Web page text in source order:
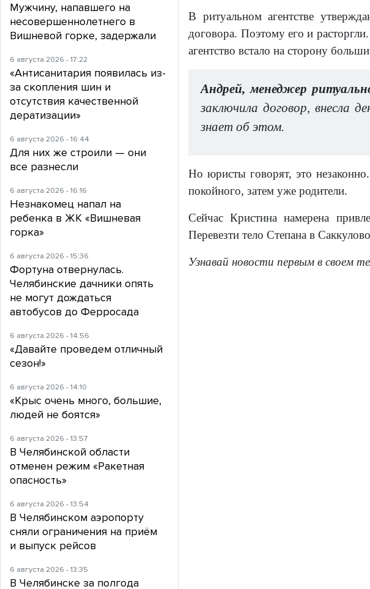
В ритуальном агентстве
договора. Поэтому его и
агентство встало на сторону
Андрей, менеджер
заключила договор, внесла
знает об этом.
Но юристы говорят, это
покойного, затем уже родители.
Сейчас Кристина намерена
Перевезти тело Степана в
Узнавай новости первым в своем
Мужчину, напавшего на
несовершеннолетнего в
Вишневой горке, задержали
6 августа 2026 - 17:22
«Антисанитария появилась из-
за скопления шин и
отсутствия качественной
дератизации»
6 августа 2026 - 16:44
Для них же строили — они
все разнесли
6 августа 2026 - 16:16
Незнакомец напал на
ребенка в ЖК «Вишневая
горка»
6 августа 2026 - 15:36
Фортуна отвернулась.
Челябинские дачники опять
не могут дождаться
автобусов до Ферросада
6 августа 2026 - 14:56
«Давайте проведем отличный
сезон!»
6 августа 2026 - 14:10
«Крыс очень много, большие,
людей не боятся»
6 августа 2026 - 13:57
В Челябинской области
отменен режим «Ракетная
опасность»
6 августа 2026 - 13:54
В Челябинском аэропорту
сняли ограничения на приём
и выпуск рейсов
6 августа 2026 - 13:35
В Челябинске за полгода